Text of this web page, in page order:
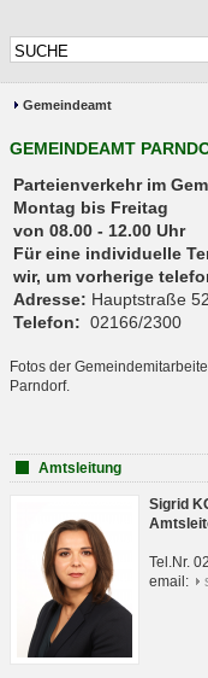
Gemeindeamt
GEMEINDEAMT
Parteienverkehr
Montag bis Freitag
von 08.00 - 12.00 Uhr
Für eine individuelle
wir, um vorherige
Adresse: Hauptstraße
Telefon: 02166/2300
Fotos der
Parndorf.
Amtsleitung
Sigrid
Tel.Nr.
email: